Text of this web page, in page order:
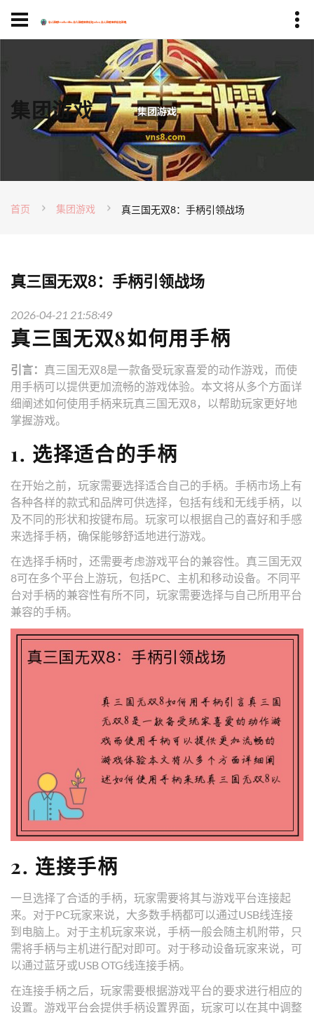
集团游戏
首页 集团游戏 真三国无双8：手柄引领战场
真三国无双8：手柄引领战场
2026-04-21 21:58:49
真三国无双8如何用手柄
引言： 真三国无双8是一款备受玩家喜爱的动作游戏，而使
用手柄可以提供更加流畅的游戏体验。本文将从多个方面详
细阐述如何使用手柄来玩真三国无双8，以帮助玩家更好地
掌握游戏。
1. 选择适合的手柄
在开始之前，玩家需要选择适合自己的手柄。手柄市场上有
各种各样的款式和品牌可供选择，包括有线和无线手柄，以
及不同的形状和按键布局。玩家可以根据自己的喜好和手感
来选择手柄，确保能够舒适地进行游戏。
在选择手柄时，还需要考虑游戏平台的兼容性。真三国无双
8可在多个平台上游玩，包括PC、主机和移动设备。不同平
台对手柄的兼容性有所不同，玩家需要选择与自己所用平台
兼容的手柄。
2. 连接手柄
一旦选择了合适的手柄，玩家需要将其与游戏平台连接起
来。对于PC玩家来说，大多数手柄都可以通过USB线连接
到电脑上。对于主机玩家来说，手柄一般会随主机附带，只
需将手柄与主机进行配对即可。对于移动设备玩家来说，可
以通过蓝牙或USB OTG线连接手柄。
在连接手柄之后，玩家需要根据游戏平台的要求进行相应的
设置。游戏平台会提供手柄设置界面，玩家可以在其中调整